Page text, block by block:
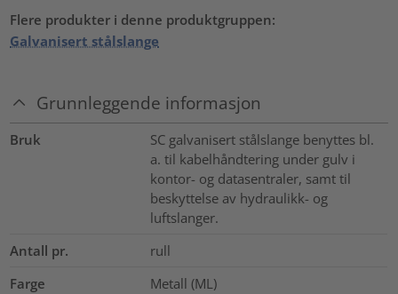
Flere produkter i denne produktgruppen:
Galvanisert stålslange
Grunnleggende informasjon
Bruk
SC galvanisert stålslange benyttes bl.
a. til kabelhåndtering under gulv i
kontor- og datasentraler, samt til
beskyttelse av hydraulikk- og
luftslanger.
Antall pr.
rull
Farge
Metall (ML)